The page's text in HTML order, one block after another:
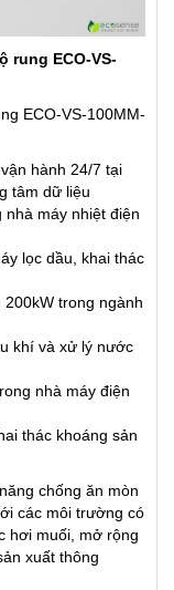
rung ECO-VS-
ECO-VS-100MM-
hành 24/7 tại
tâm dữ liệu
máy nhiệt điện
lọc dầu, khai thác
trong ngành
khí và xử lý nước
nhà máy điện
thác khoáng sản
chống ăn mòn
các môi trường có
hơi muối, mở rộng
xuất thông